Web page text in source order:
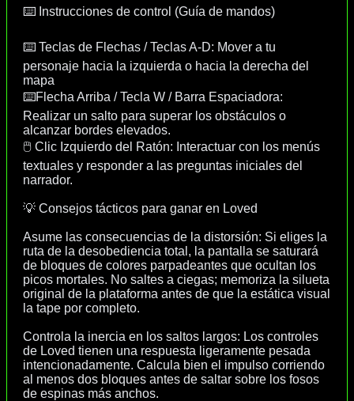
⌨️ Instrucciones de control (Guía de mandos)
⌨️ Teclas de Flechas / Teclas A-D: Mover a tu
personaje hacia la izquierda o hacia la derecha del
mapa
⌨️Flecha Arriba / Tecla W / Barra Espaciadora:
Realizar un salto para superar los obstáculos o
alcanzar bordes elevados.
🖱️ Clic Izquierdo del Ratón: Interactuar con los menús
textuales y responder a las preguntas iniciales del
narrador.
💡 Consejos tácticos para ganar en Loved
Asume las consecuencias de la distorsión: Si eliges la
ruta de la desobediencia total, la pantalla se saturará
de bloques de colores parpadeantes que ocultan los
picos mortales. No saltes a ciegas; memoriza la silueta
original de la plataforma antes de que la estática visual
la tape por completo.
Controla la inercia en los saltos largos: Los controles
de Loved tienen una respuesta ligeramente pesada
intencionadamente. Calcula bien el impulso corriendo
al menos dos bloques antes de saltar sobre los fosos
de espinas más anchos.